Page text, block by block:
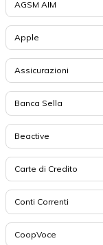
AGSM AIM
Apple
Assicurazioni
Banca Sella
Beactive
Carte di Credito
Conti Correnti
CoopVoce